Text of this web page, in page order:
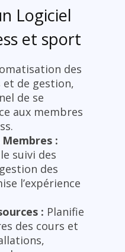
Logiciel
et sport
des
de gestion,
de se
aux membres
:
suivi des
des
l’expérience
: Planifie
des cours et